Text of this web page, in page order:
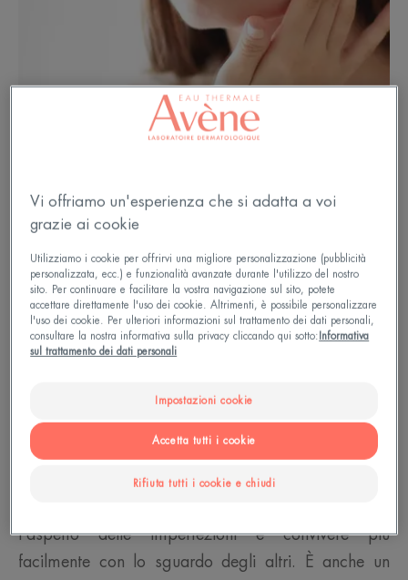
Scegliere il make-up per la pelle
a tendenza acneica
Cambiamenti ormonali, ereditarietà, una dieta
troppo ricca di zuccheri, stress... Queste sono le
principali cause della comparsa della pelle grassa
a tendenza acneica negli adolescenti (sia maschi
in molte donne adulte.
La pelle grassa a tendenza acneica è di rado la
benvenuta, in qualsiasi momento della vita si
l'aspetto delle imperfezioni e convivere più
facilmente con lo sguardo degli altri. È anche un
Vi offriamo un'esperienza che si adatta a voi
grazie ai cookie
Utilizziamo i cookie per offrirvi una migliore personalizzazione (pubblicità
personalizzata, ecc.) e funzionalità avanzate durante l'utilizzo del nostro
sito. Per continuare e facilitare la vostra navigazione sul sito, potete
accettare direttamente l'uso dei cookie. Altrimenti, è possibile personalizzare
l'uso dei cookie. Per ulteriori informazioni sul trattamento dei dati personali,
consultare la nostra informativa sulla privacy cliccando qui sotto: Informativa
sul trattamento dei dati personali
Impostazioni cookie
Rifiuta tutti i cookie e chiudi
Accetta tutti i cookie